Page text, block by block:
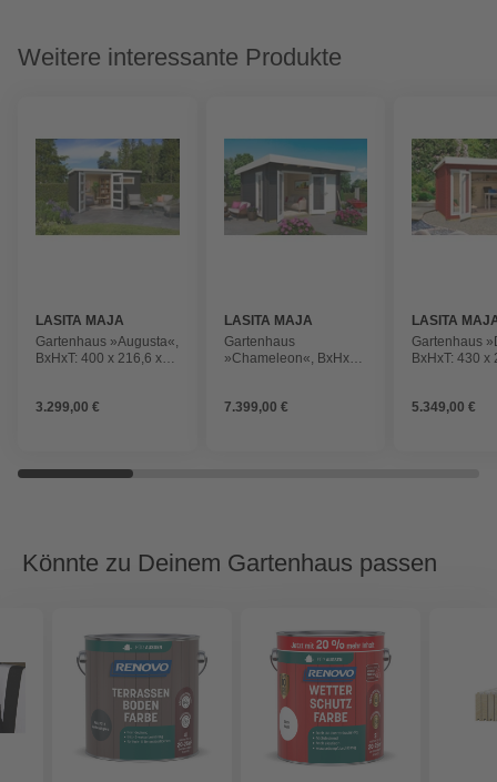
Weitere interessante Produkte
LASITA MAJA
Gartenhaus »Augusta«,
BxHxT: 400 x 216,6 x
grüngrau
3.299,00 €
LASITA MAJA
Gartenhaus
»Chameleon«, BxHxT:
Dachüberstand),
7.399,00 €
LASITA
Gartenhaus
BxHxT: 430 x
schwedenrot
5.349,00 €
Könnte zu Deinem Gartenhaus passen